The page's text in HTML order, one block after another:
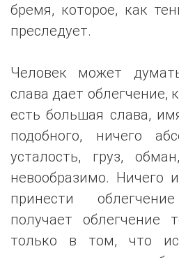
бремя, которое, как
преследует.
Человек может
слава дает облегчение,
есть большая слава,
подобного, ничего
усталость, груз,
невообразимо. Ничего
принести
получает облегчение
только в том, что